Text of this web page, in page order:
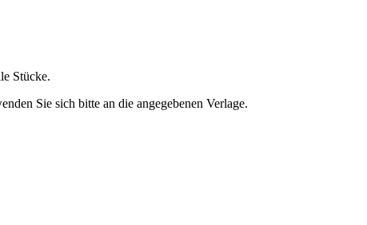
Stücke.
Sie sich bitte an die angegebenen Verlage.